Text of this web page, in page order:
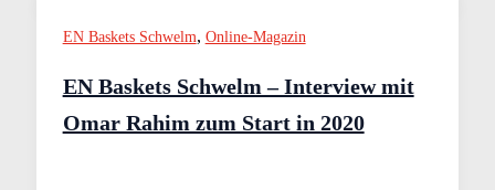
EN Baskets Schwelm, Online-Magazin
EN Baskets Schwelm – Interview mit
Omar Rahim zum Start in 2020